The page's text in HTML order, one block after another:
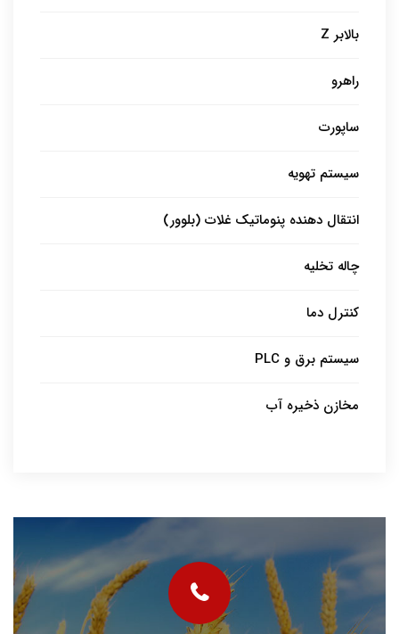
بالابر Z
راهرو
ساپورت
سیستم تهویه
انتقال دهنده پنوماتیک غلات (بلوور)
چاله تخلیه
کنترل دما
سیستم برق و PLC
مخازن ذخیره آب